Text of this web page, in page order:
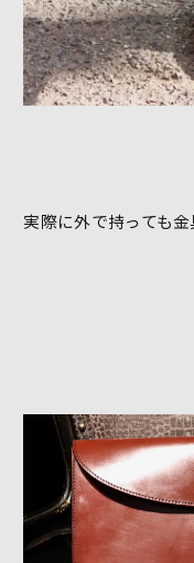
実際に外で持っても